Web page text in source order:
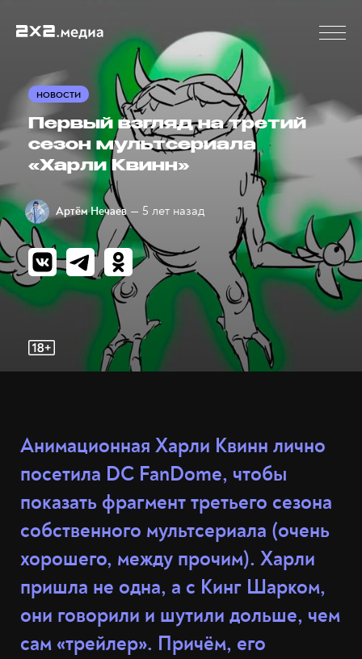
НОВОСТИ
Первый взгляд на третий
сезон мультсериала
«Харли Квинн»
Артём Нечаев — 5 лет назад
Анимационная Харли Квинн лично
посетила DC FanDome, чтобы
показать фрагмент третьего сезона
собственного мультсериала (очень
хорошего, между прочим). Харли
пришла не одна, а с Кинг Шарком,
они говорили и шутили дольше, чем
сам «трейлер». Причём, его